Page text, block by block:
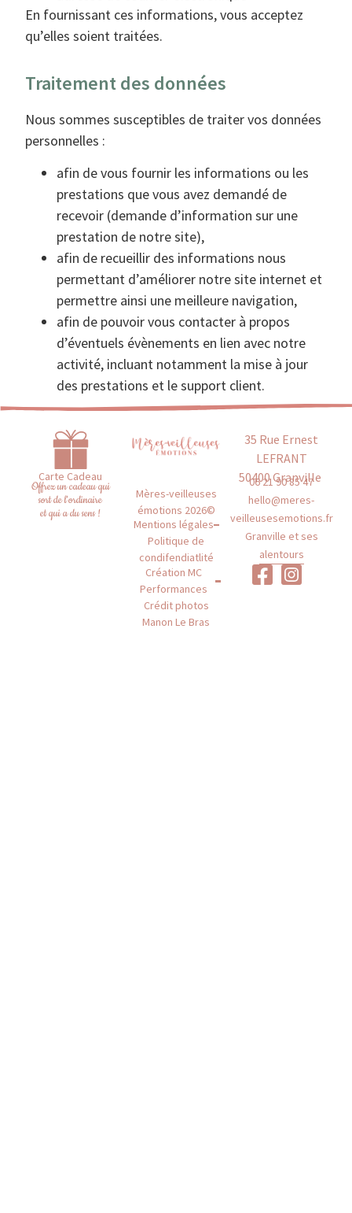
En fournissant ces informations, vous acceptez
qu’elles soient traitées.
Traitement des données
Nous sommes susceptibles de traiter vos données
personnelles :
afin de vous fournir les informations ou les
prestations que vous avez demandé de
recevoir (demande d’information sur une
prestation de notre site),
afin de recueillir des informations nous
permettant d’améliorer notre site internet et
permettre ainsi une meilleure navigation,
afin de pouvoir vous contacter à propos
d’éventuels évènements en lien avec notre
activité, incluant notamment la mise à jour
des prestations et le support client.
Carte Cadeau
Offrez un cadeau qui
sort de l'ordinaire
et qui a du sens !
Mères-veilleuses
émotions 2026©
Mentions légales
Politique de
condifendiatlité
Création MC
Performances
Crédit photos
Manon Le Bras
35 Rue Ernest
LEFRANT
50400 Granville
06 21 90 85 47
hello@meres-
veilleusesemotions.fr
Granville et ses
alentours